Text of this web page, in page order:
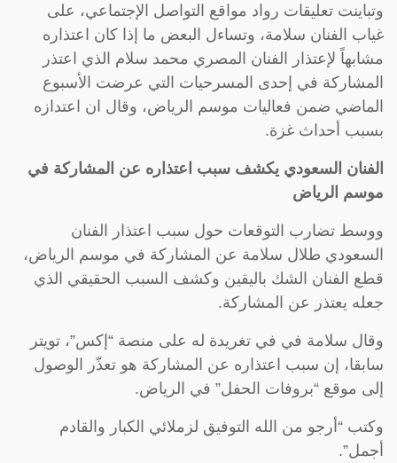
وتباينت تعليقات رواد مواقع التواصل الإجتماعي، على
غياب الفنان سلامة، وتساءل البعض ما إذا كان اعتذاره
مشابهاً لإعتذار الفنان المصري محمد سلام الذي اعتذر
المشاركة في إحدى المسرحيات التي عرضت الأسبوع
الماضي ضمن فعاليات موسم الرياض، وقال ان اعتدازه
بسبب أحداث غزة.
الفنان السعودي يكشف سبب اعتذاره عن المشاركة في
موسم الرياض
ووسط تضارب التوقعات حول سبب اعتذار الفنان
السعودي طلال سلامة عن المشاركة في موسم الرياض،
قطع الفنان الشك باليقين وكشف السبب الحقيقي الذي
جعله يعتذر عن المشاركة.
وقال سلامة في في تغريدة له على منصة “إكس”، تويتر
سابقا، إن سبب اعتذاره عن المشاركة هو تعذّر الوصول
إلى موقع “بروفات الحفل” في الرياض.
وكتب “أرجو من الله التوفيق لزملائي الكبار والقادم
أجمل”.